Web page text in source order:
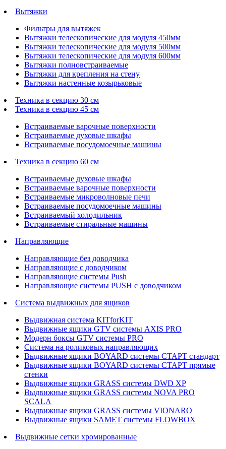
Вытяжки
Фильтры для вытяжек
Вытяжки телескопические для модуля 450мм
Вытяжки телескопические для модуля 500мм
Вытяжки телескопические для модуля 600мм
Вытяжки полновстраиваемые
Вытяжки для крепления на стену
Вытяжки настенные козырьковые
Техника в секцию 30 см
Техника в секцию 45 см
Встраиваемые варочные поверхности
Встраиваемые духовые шкафы
Встраиваемые посудомоечные машины
Техника в секцию 60 см
Встраиваемые духовые шкафы
Встраиваемые варочные поверхности
Встраиваемые микроволновые печи
Встраиваемые посудомоечные машины
Встраиваемый холодильник
Встраиваемые стиральные машины
Направляющие
Направляющие без доводчика
Направляющие с доводчиком
Направляющие системы Push
Направляющие системы PUSH с доводчиком
Система выдвижных для ящиков
Выдвижная система KITforKIT
Выдвижные ящики GTV системы AXIS PRO
Модерн боксы GTV системы PRO
Система на роликовых направляющих
Выдвижные ящики BOYARD системы СТАРТ стандарт
Выдвижные ящики BOYARD системы СТАРТ прямые
стенки
Выдвижные ящики GRASS системы DWD XP
Выдвижные ящики GRASS системы NOVA PRO
SCALA
Выдвижные ящики GRASS системы VIONARO
Выдвижные ящики SAMET системы FLOWBOX
Выдвижные сетки хромированные